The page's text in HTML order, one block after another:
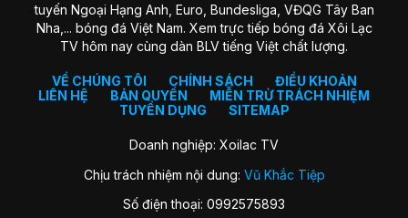
tuyến Ngoại Hạng Anh, Euro, Bundesliga, VĐQG Tây Ban
Nha,... bóng đá Việt Nam. Xem trực tiếp bóng đá Xôi Lạc
TV hôm nay cùng dàn BLV tiếng Việt chất lượng.
VỀ CHÚNG TÔI CHÍNH SÁCH
ĐIỀU KHOẢN
LIÊN HỆ
BẢN QUYỀN
MIỄN TRỪ TRÁCH NHIỆM
TUYỂN DỤNG
SITEMAP
Doanh nghiệp: Xoilac TV
Chịu trách nhiệm nội dung: Vũ Khắc Tiệp
Số điện thoại: 0992575893